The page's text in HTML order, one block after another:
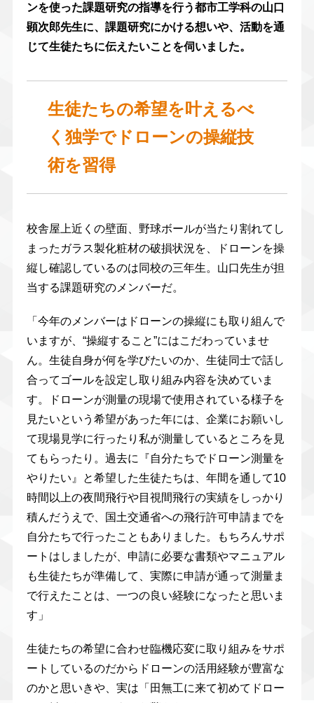
ンを使った課題研究の指導を行う都市工学科の山口
顕次郎先生に、課題研究にかける想いや、活動を通
じて生徒たちに伝えたいことを伺いました。
生徒たちの希望を叶えるべ
く独学でドローンの操縦技
術を習得
校舎屋上近くの壁面、野球ボールが当たり割れてし
まったガラス製化粧材の破損状況を、ドローンを操
縦し確認しているのは同校の三年生。山口先生が担
当する課題研究のメンバーだ。
「今年のメンバーはドローンの操縦にも取り組んで
いますが、“操縦すること”にはこだわっていませ
ん。生徒自身が何を学びたいのか、生徒同士で話し
合ってゴールを設定し取り組み内容を決めていま
す。ドローンが測量の現場で使用されている様子を
見たいという希望があった年には、企業にお願いし
て現場見学に行ったり私が測量しているところを見
てもらったり。過去に『自分たちでドローン測量を
やりたい』と希望した生徒たちは、年間を通して10
時間以上の夜間飛行や目視間飛行の実績をしっかり
積んだうえで、国土交通省への飛行許可申請までを
自分たちで行ったこともありました。もちろんサポ
ートはしましたが、申請に必要な書類やマニュアル
も生徒たちが準備して、実際に申請が通って測量ま
で行えたことは、一つの良い経験になったと思いま
す」
生徒たちの希望に合わせ臨機応変に取り組みをサポ
ートしているのだからドローンの活用経験が豊富な
のかと思いきや、実は「田無工に来て初めてドロー